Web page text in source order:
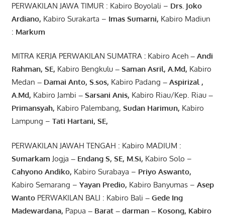
PERWAKILAN JAWA TIMUR : Kabiro Boyolali – Drs. Joko
Ardiano, Kabiro Surakarta – Imas Sumarni, Kabiro Madiun
: Markum
MITRA KERJA PERWAKILAN SUMATRA :Kabiro Aceh– Andi
Rahman, SE, Kabiro Bengkulu– Saman Asril, A.Md, Kabiro
Medan – Damai Anto, S.sos, Kabiro Padang – Aspirizal ,
A.Md, Kabiro Jambi – Sarsani Anis, Kabiro Riau/Kep. Riau–
Primansyah, Kabiro Palembang, Sudan Harimun, Kabiro
Lampung – Tati Hartani, SE,
PERWAKILAN JAWAH TENGAH : Kabiro MADIUM :
Sumarkam Jogja – EndangS, SE, M.Si, Kabiro Solo –
Cahyono Andiko, Kabiro Surabaya – Priyo Aswanto,
Kabiro Semarang – Yayan Predio, Kabiro Banyumas – Asep
WantoPERWAKILAN BALI : Kabiro Bali – Gede Ing
Madewardana, Papua – Barat – darman– Kosong, Kabiro